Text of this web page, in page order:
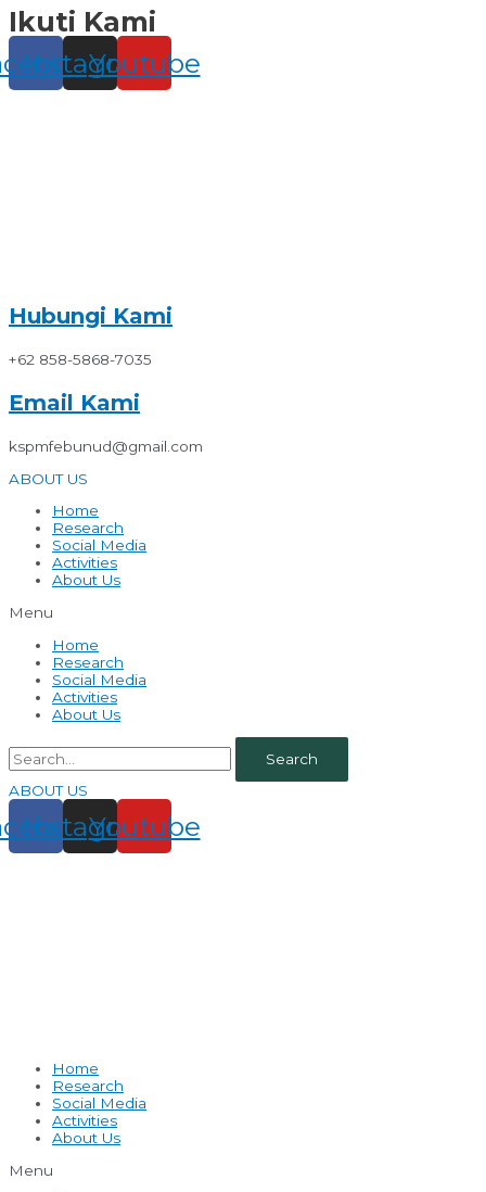
Skip
to
content
Ikuti Kami
Instagram
Youtube
Hubungi Kami
+62 858-5868-7035
Email Kami
kspmfebunud@gmail.com
ABOUT US
Home
Research
Social Media
Activities
About Us
Menu
Home
Research
Social Media
Activities
About Us
Search
ABOUT US
Instagram
Youtube
Home
Research
Social Media
Activities
About Us
Menu